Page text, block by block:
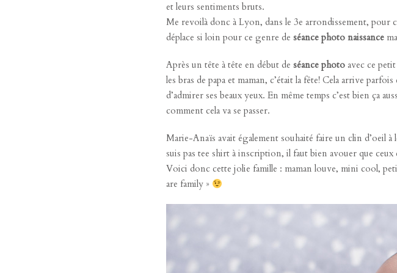
et leurs sentiments bruts.
Me revoilà donc à Lyon, dans le 3e arrondissement, pour
déplace si loin pour ce genre de séance photo naissance
Après un tête à tête en début de séance photo avec ce
les bras de papa et maman, c’était la fête! Cela arrive
d’admirer ses beaux yeux. En même temps c’est bien ça
comment cela va se passer.
Marie-Anaïs avait également souhaité faire un clin d’oeil à
suis pas tee shirt à inscription, il faut bien avouer que ceux
Voici donc cette jolie famille : maman louve, mini cool,
are family »